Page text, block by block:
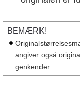
BEMÆRK!
angiver også
genkender.